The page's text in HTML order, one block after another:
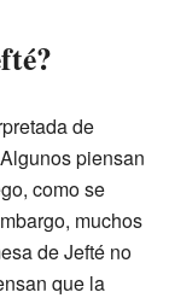
de
piensan
como se
muchos
de Jefté no
que la